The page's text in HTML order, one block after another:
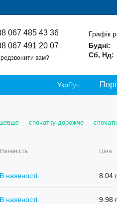
067 485 43 36
067 491 20 07
вам?
Графік
Будні:
Сб, Нд:
УкрРус
спочатку дорожче
Наявність Ціна
В наявності 8.04
В наявності 9.98